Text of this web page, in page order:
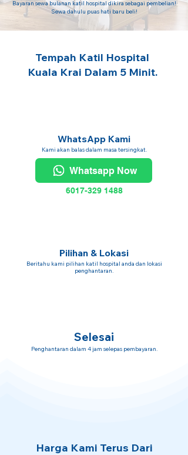
Bayaran sewa bulanan katil hospital dikira sebagai pembelian!
Sewa dahulu puas hati baru beli!
Tempah Katil Hospital
Kuala Krai Dalam 5 Minit.
WhatsApp Kami
Kami akan balas dalam masa tersingkat.
Whatsapp Now
6017-329 1488
Pilihan & Lokasi
Beritahu kami pilihan katil hospital anda dan lokasi
penghantaran.
Selesai
Penghantaran dalam 4 jam selepas pembayaran.
Harga Kami Terus Dari